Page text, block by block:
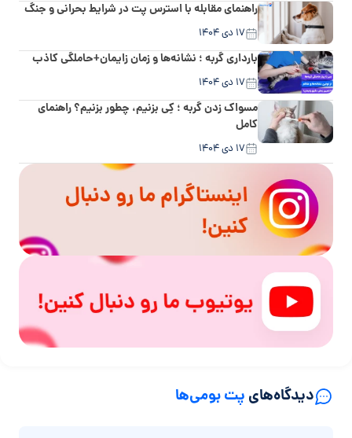
راهنمای مقابله با استرس پت در شرایط بحرانی و جنگ
۱۷ دی ۱۴۰۴
بارداری گربه ؛ نشانه‌ها و زمان زایمان+حاملگی کاذب
۱۷ دی ۱۴۰۴
مسواک زدن گربه ؛ کِی بزنیم، چطور بزنیم؟ راهنمای
کامل
۱۷ دی ۱۴۰۴
دیدگاه‌های پت بومی‌ها